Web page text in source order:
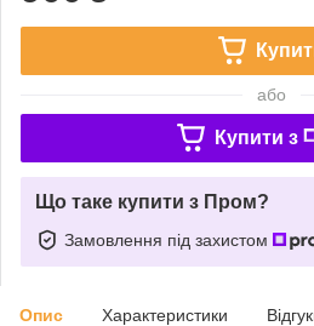
або
Купити з
Що таке купити з Пром?
Замовлення під захистом
Опис Характеристики